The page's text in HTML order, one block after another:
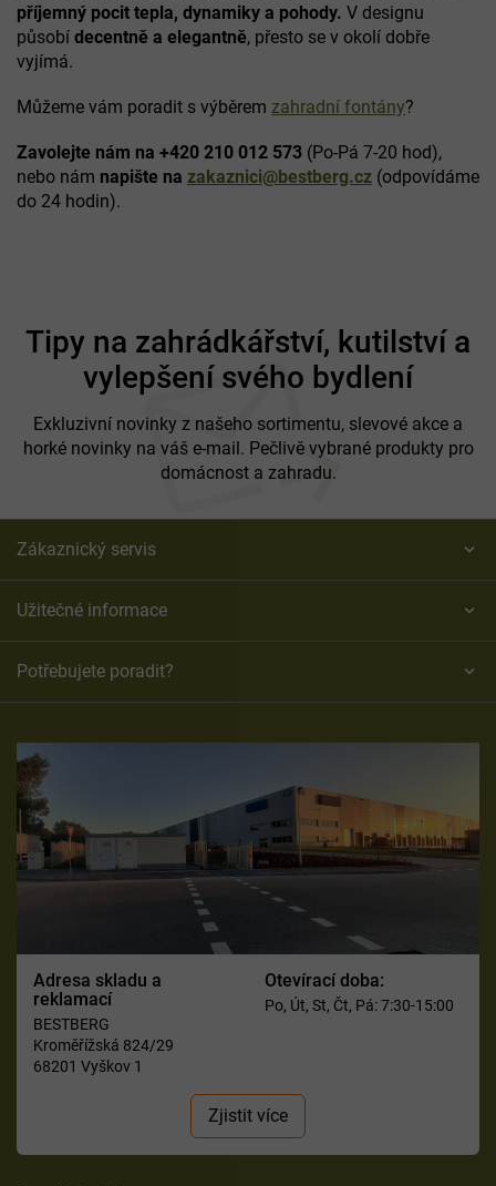
příjemný pocit tepla, dynamiky a pohody. V designu
působí decentně a elegantně, přesto se v okolí dobře
vyjímá.
Můžeme vám poradit s výběrem zahradní fontány?
Zavolejte nám na +420 210 012 573 (Po-Pá 7-20 hod),
nebo nám napište na zakaznici@bestberg.cz (odpovídáme
do 24 hodin).
Tipy na zahrádkářství, kutilství a
vylepšení svého bydlení
Exkluzivní novinky z našeho sortimentu, slevové akce a
horké novinky na váš e-mail. Pečlivě vybrané produkty pro
domácnost a zahradu.
Zákaznický servis
Užitečné informace
Potřebujete poradit?
Adresa skladu a
reklamací
BESTBERG
Kroměřížská 824/29
68201 Vyškov 1
Otevírací doba:
Po, Út, St, Čt, Pá: 7:30-15:00
Zjistit více